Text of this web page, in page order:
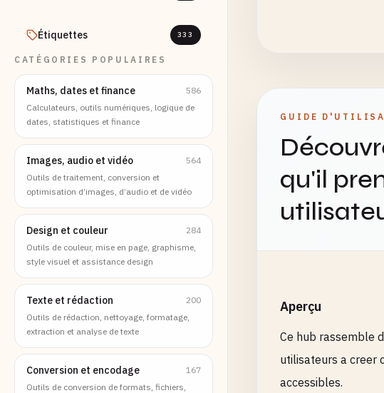
Étiquettes 333
CATÉGORIES POPULAIRES
Maths, dates et finance
586
Calculateurs, outils numériques, logique de
dates, statistiques et finance
Images, audio et vidéo
564
Outils de traitement, conversion et
optimisation d’images, d’audio et de vidéo
Design et couleur
284
Outils de couleur, mise en page, graphisme,
style visuel et assistance design
Texte et rédaction
200
Outils de rédaction, nettoyage, formatage,
extraction et analyse de texte
Conversion et encodage
167
Outils de conversion de formats, fichiers,
GUIDE
qu'il
Aperçu
Ce hub rassemble
utilisateurs a creer
accessibles.